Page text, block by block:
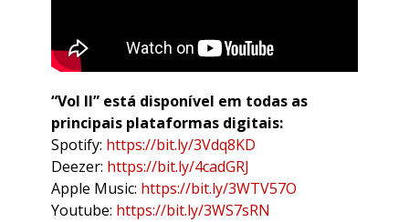
“Vol II” está disponível em todas as
principais plataformas digitais:
Spotify: https://bit.ly/3Vdq8KD
Deezer: https://bit.ly/4cadGRJ
Apple Music: https://bit.ly/3WTV57O
Youtube: https://bit.ly/3WS7sRN